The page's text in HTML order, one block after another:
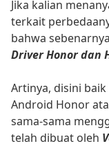
Jika kalian
terkait
bahwa sebenarnya
Driver Honor dan
Artinya, disini
Android Honor
sama-sama
telah dibuat oleh